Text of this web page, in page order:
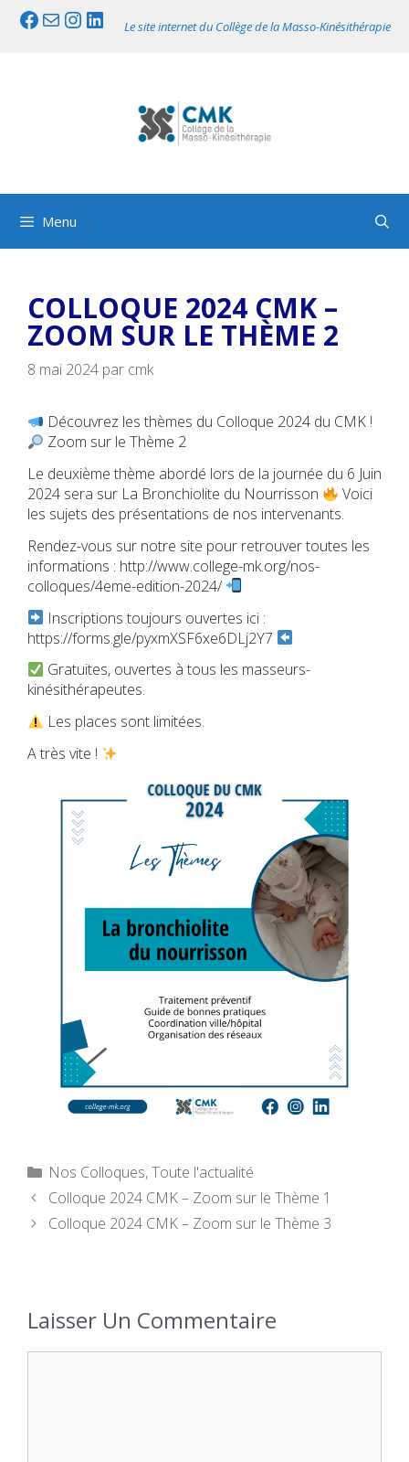
AllerFacebook
MailInstagram
LinkedIn
Le site internet du Collège de la Masso-Kinésithérapie
Menu
COLLOQUE 2024 CMK –
ZOOM SUR LE THÈME 2
8 mai 2024 par cmk
Découvrez les thèmes du Colloque 2024 du CMK !
Zoom sur le Thème 2
Le deuxième thème abordé lors de la journée du 6 Juin
2024 sera sur La Bronchiolite du Nourrisson
Voici
les sujets des présentations de nos intervenants.
Rendez-vous sur notre site pour retrouver toutes les
informations : http://www.college-mk.org/nos-
colloques/4eme-edition-2024/
Inscriptions toujours ouvertes ici :
https://forms.gle/pyxmXSF6xe6DLj2Y7
Gratuites, ouvertes à tous les masseurs-
kinésithérapeutes.
Les places sont limitées.
A très vite !
Catégories
Nos Colloques,Toute l'actualité
Colloque 2024 CMK – Zoom sur le Thème 1
Colloque 2024 CMK – Zoom sur le Thème 3
Laisser Un Commentaire